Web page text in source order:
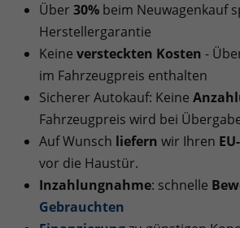
Über 30% beim Neuwagenkauf
Herstellergarantie
Keine versteckten Kosten -
im Fahrzeugpreis enthalten
Sicherer Autokauf: Keine
Fahrzeugpreis wird bei
Auf Wunsch liefern wir Ihren
vor die Haustür.
Inzahlungnahme: schnelle
Gebrauchten